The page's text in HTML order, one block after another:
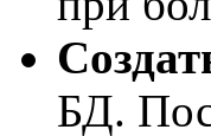
БД.